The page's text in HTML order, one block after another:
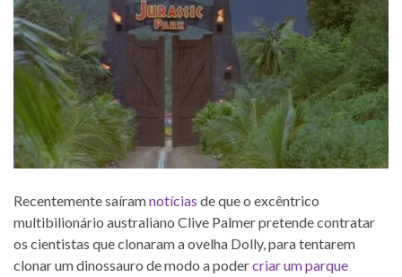
Recentemente saíramnotícias de que o excêntrico
multibilionário australiano Clive Palmer pretende contratar
os cientistas que clonaram a ovelha Dolly, para tentarem
clonar um dinossauro de modo a podercriar um parque